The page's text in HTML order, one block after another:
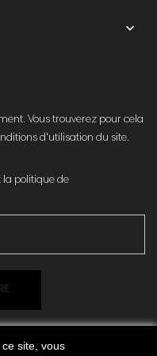

Vous trouverez pour cela
d'utilisation du site.
la politique de
site, vous